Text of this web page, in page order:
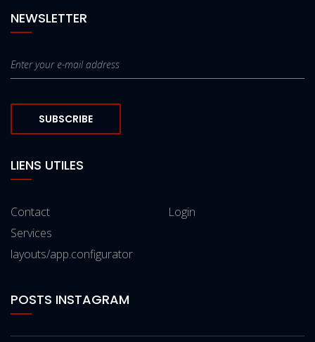
NEWSLETTER
SUBSCRIBE
LIENS UTILES
Contact
Services
layouts/app.configurator
Login
POSTS INSTAGRAM